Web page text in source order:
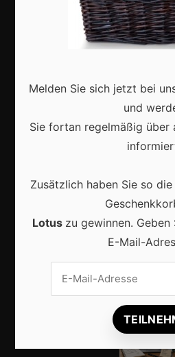
Erfolgsgeschichten
Produkte
Aktuell
Lokale
Melden Sie sich jetzt bei
und
Sie fortan regelmäßig über
Zusätzlich haben Sie so
Lotus zu gewinnen.
E-Mail-